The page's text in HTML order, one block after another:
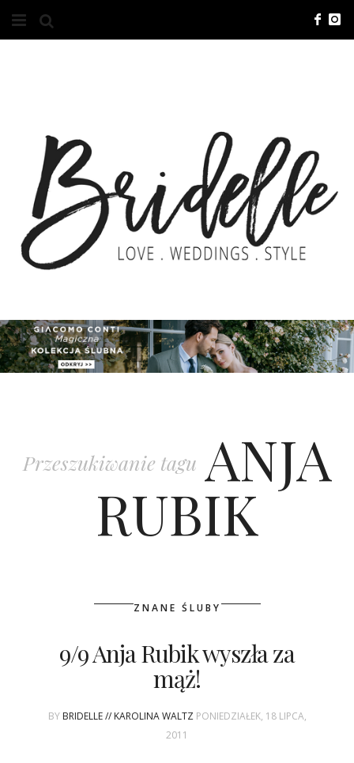
O NAS
KONTAKT
REKLAMA
ADVERTISING
ZGŁOSZENIA
ŚLUBNE STYLE
Przeszukiwanie tagu ANJA
RUBIK
ZNANE ŚLUBY
9/9 Anja Rubik wyszła za
mąż!
BY BRIDELLE // KAROLINA WALTZ PONIEDZIAŁEK, 18 LIPCA,
2011